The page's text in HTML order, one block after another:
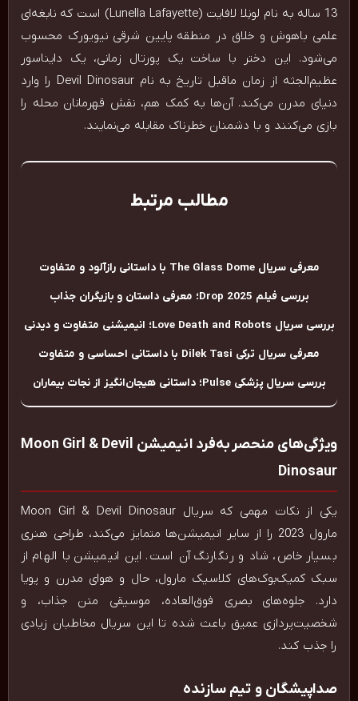
13 ساله به نام لونِلا لافایت (Lunella Lafayette) است که نابغه‌ای
علمی باهوش و خلاق در منطقه پایین شرقی نیویورک محسوب
می‌شود. این دختر با ساخت یک پورتال زمانی، یک دایناسور
عظیم‌الجثه از زمان ماقبل تاریخ به نام Devil Dinosaur را وارد
دنیای مدرن می‌کند. آن‌ها به کمک هم، نقش قهرمانان محله را
بازی می‌کنند و با دشمنان خطرناک مقابله می‌نمایند.
مطالب مرتبط
معرفی سریال The Glass Dome با داستانی رازآلود و متفاوت
بررسی فیلم Drop 2025؛ معرفی داستان و بازیگران جذاب
بررسی سریال Love Death and Robots؛ انیمیشنی متفاوت و دیدنی
معرفی سریال ترکی Dilek Tasi با داستانی احساسی و متفاوت
بررسی سریال پزشکی Pulse؛ داستانی هیجان‌انگیز از نجات بیماران
ویژگی‌های منحصر به‌فرد انیمیشن Moon Girl & Devil
Dinosaur
یکی از نکات مهمی که سریال Moon Girl & Devil Dinosaur
مارول 2023 را از سایر انیمیشن‌ها متمایز می‌کند، طراحی هنری
بسیار خاص، شاد و رنگارنگ آن است. این انیمیشن با الهام از
سبک کمیک‌بوک‌های کلاسیک مارول، حال و هوای مدرن و پویا
دارد. جلوه‌های بصری فوق‌العاده، موسیقی متن جذاب، و
شخصیت‌پردازی عمیق باعث شده تا این سریال مخاطبان زیادی
را جذب کند.
صداپیشگان و تیم سازنده